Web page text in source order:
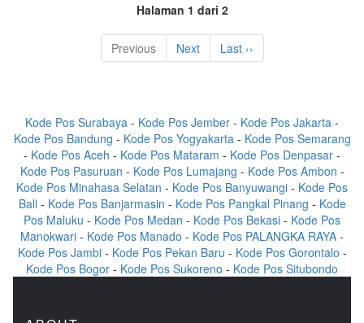
Halaman 1 dari 2
Previous Next Last ››
Kode Pos Surabaya - Kode Pos Jember - Kode Pos Jakarta -
Kode Pos Bandung - Kode Pos Yogyakarta - Kode Pos Semarang
- Kode Pos Aceh - Kode Pos Mataram - Kode Pos Denpasar -
Kode Pos Pasuruan - Kode Pos Lumajang - Kode Pos Ambon -
Kode Pos Minahasa Selatan - Kode Pos Banyuwangi - Kode Pos
Bali- Kode Pos Banjarmasin - Kode Pos Pangkal Pinang - Kode
Pos Maluku - Kode Pos Medan - Kode Pos Bekasi - Kode Pos
Manokwari - Kode Pos Manado - Kode Pos PALANGKA RAYA -
Kode Pos Jambi- Kode Pos Pekan Baru - Kode Pos Gorontalo -
Kode Pos Bogor - Kode Pos Sukoreno - Kode Pos Situbondo